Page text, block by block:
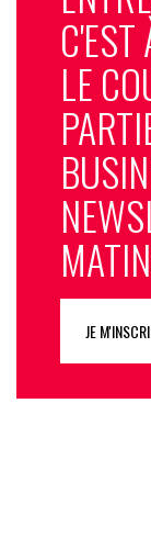
LE
JE